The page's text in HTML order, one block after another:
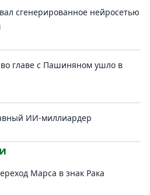
сгенерированное нейросетью
главе с Пашиняном ушло в
ИИ-миллиардер
Марса в знак Рака